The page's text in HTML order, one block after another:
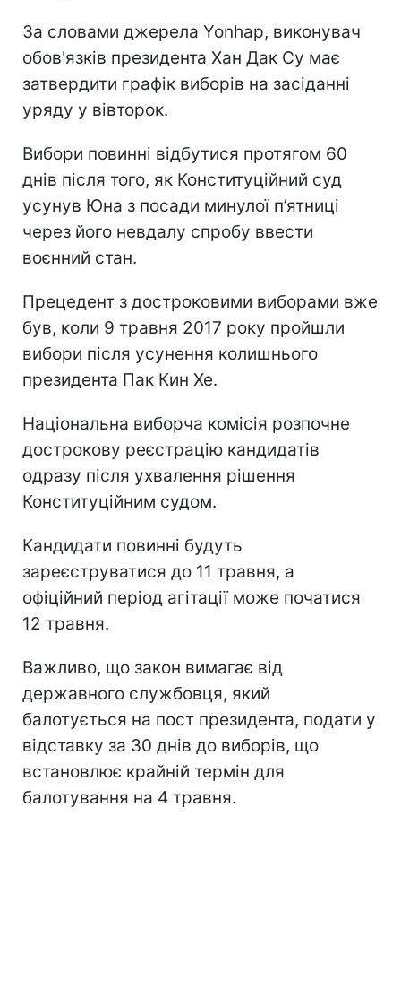
За словами джерела Yonhap, виконувач
обов'язків президента Хан Дак Су має
затвердити графік виборів на засіданні
уряду у вівторок.
Вибори повинні відбутися протягом 60
днів після того, як Конституційний суд
усунув Юна з посади минулої п’ятниці
через його невдалу спробу ввести
воєнний стан.
Прецедент з достроковими виборами вже
був, коли 9 травня 2017 року пройшли
вибори після усунення колишнього
президента Пак Кин Хе.
Національна виборча комісія розпочне
дострокову реєстрацію кандидатів
одразу після ухвалення рішення
Конституційним судом.
Кандидати повинні будуть
зареєструватися до 11 травня, а
офіційний період агітації може початися
12 травня.
Важливо, що закон вимагає від
державного службовця, який
балотується на пост президента, подати у
відставку за 30 днів до виборів, що
встановлює крайній термін для
балотування на 4 травня.